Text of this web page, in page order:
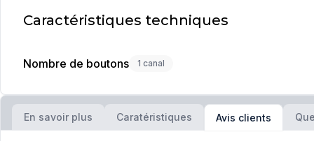
Caractéristiques techniques
Nombre de boutons 1 canal
En savoir plus Caratéristiques Avis clients